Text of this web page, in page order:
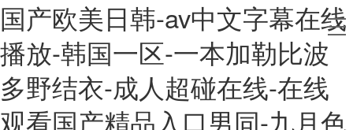
国产欧美日韩-av中文字幕在线
播放-韩国一区-一本加勒比波
多野结衣-成人超碰在线-在线
观看国产精品入口男同-九月色